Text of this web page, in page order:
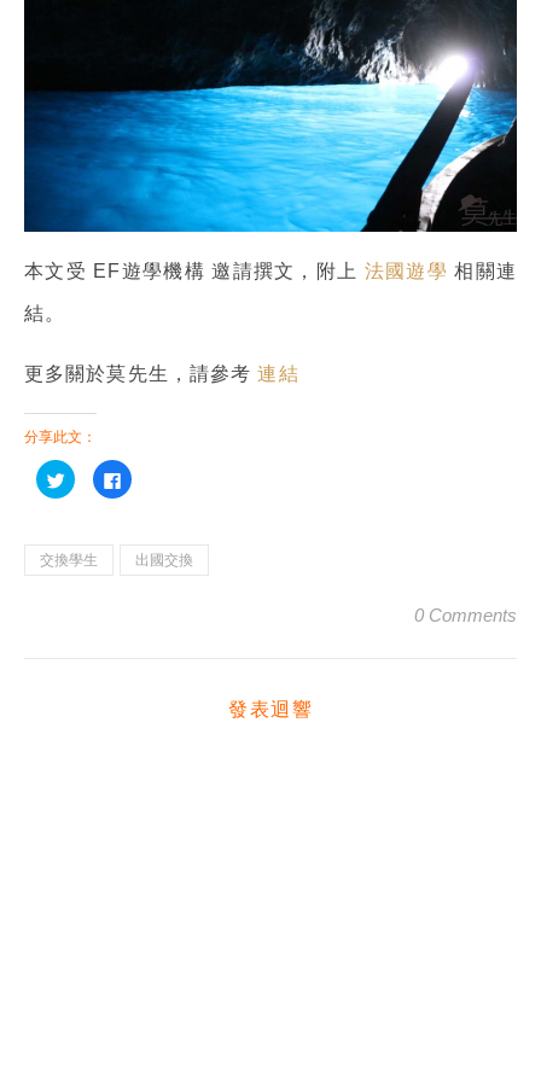
本文受 EF遊學機構 邀請撰文，附上 法國遊學 相關連
結。
更多關於莫先生，請參考連結
分享此文：
分
享
窗
按
一
至
交換學生 出國交換
0 Comments
發表迴響